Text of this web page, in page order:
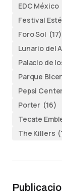
EDC México
Festival
Foro Sol (17)
Lunario del
Palacio de
Parque
Pepsi
Porter (16)
Tecate
The Killers